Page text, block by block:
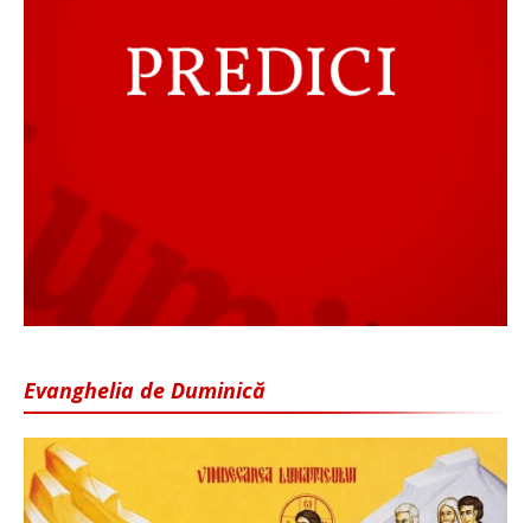
Evanghelia de Duminică